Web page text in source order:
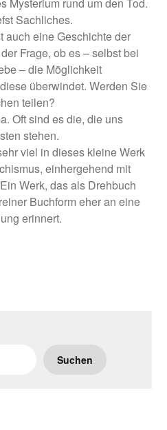
Sachliches.
auch eine Geschichte der
Frage, ob es – selbst bei
– die Möglichkeit
überwindet. Werden Sie
teilen?
Oft sind es die, die uns
stehen.
viel in dieses kleine Werk
einhergehend mit
Werk, das als Drehbuch
Buchform eher an eine
erinnert.
Suchen